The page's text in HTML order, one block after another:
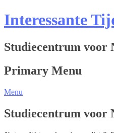
Interessante
Studiecentrum
Primary Menu
Menu
Studiecentrum